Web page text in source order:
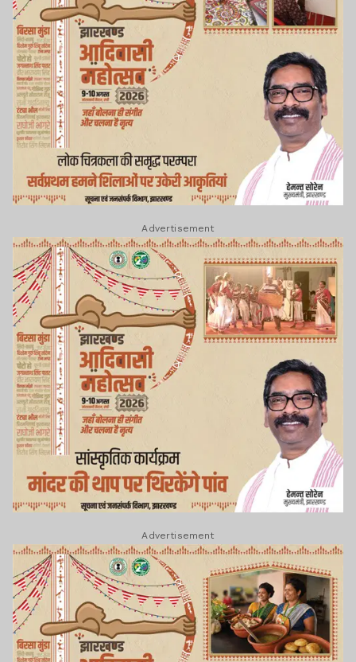
Advertisement
Advertisement